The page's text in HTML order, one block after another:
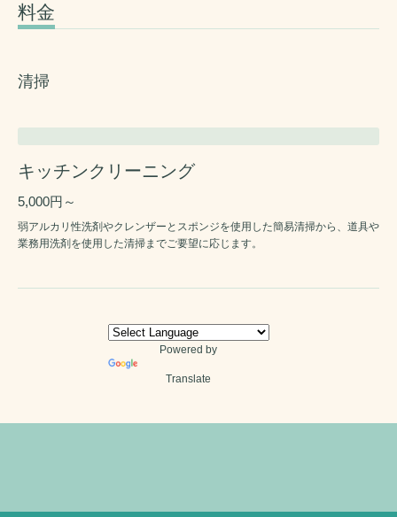
料金
清掃
キッチンクリーニング
5,000円～
弱アルカリ性洗剤やクレンザーとスポンジを使用した簡易清掃から、道具や
業務用洗剤を使用した清掃までご要望に応じます。
Powered by
Translate